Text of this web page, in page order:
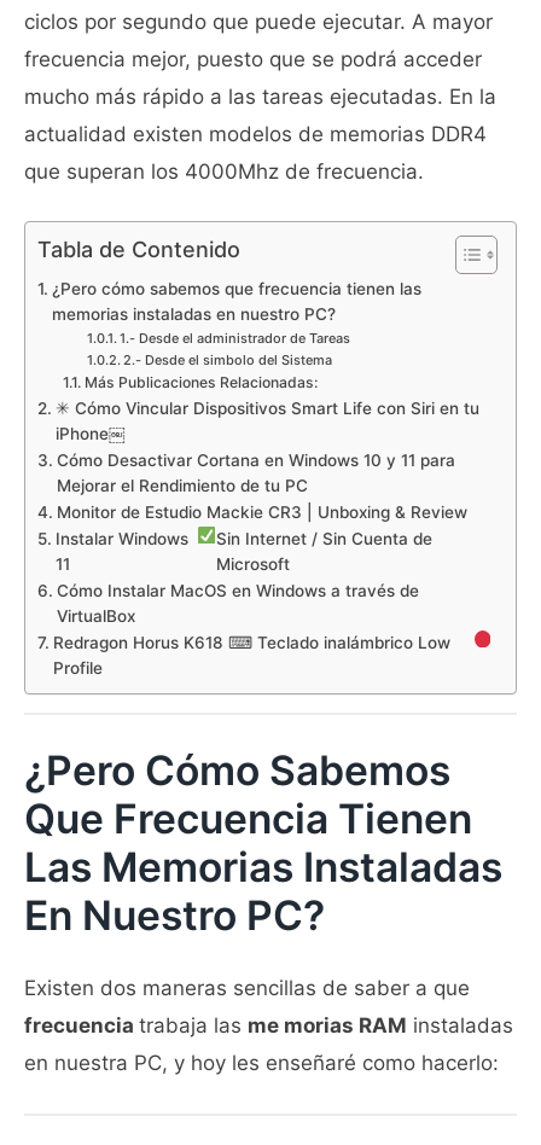
ciclos por segundo que puede ejecutar. A mayor
frecuencia mejor, puesto que se podrá acceder
mucho más rápido a las tareas ejecutadas. En la
actualidad existen modelos de memorias DDR4
que superan los 4000Mhz de frecuencia.
Tabla de Contenido
¿Pero cómo sabemos que frecuencia tienen las
memorias instaladas en nuestro PC?
1.- Desde el administrador de Tareas
2.- Desde el simbolo del Sistema
Más Publicaciones Relacionadas:
✳ Cómo Vincular Dispositivos Smart Life con Siri en tu
iPhone￼
Cómo Desactivar Cortana en Windows 10 y 11 para
Mejorar el Rendimiento de tu PC
Monitor de Estudio Mackie CR3 | Unboxing & Review
Instalar Windows
11
Sin Internet / Sin Cuenta de
Microsoft
Cómo Instalar MacOS en Windows a través de
VirtualBox
Redragon Horus K618 ⌨ Teclado inalámbrico Low
Profile
¿Pero Cómo Sabemos
Que Frecuencia Tienen
Las Memorias Instaladas
En Nuestro PC?
Existen dos maneras sencillas de saber a que
frecuencia trabaja las me morias RAM instaladas
en nuestra PC, y hoy les enseñaré como hacerlo: